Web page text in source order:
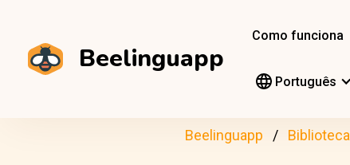
Beelinguapp
Como funciona
Português
Beelinguapp Biblioteca